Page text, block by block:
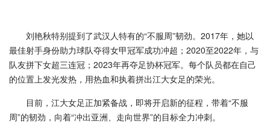
刘艳秋特别提到了武汉人特有的“不服周”韧劲。2017年，她以
最佳射手身份助力球队夺得女甲冠军成功冲超；2020至2022年，与
队友拼下女超三连冠；2023年再夺足协杯冠军。每个队员都在自己
的位置上发光发热，用热血和执着拼出江大女足的荣光。
目前，江大女足正加紧备战，即将开启新的征程，带着“不服
周”的韧劲，向着“冲出亚洲、走向世界”的目标全力冲刺。